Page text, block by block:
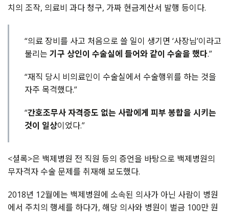
치의 조작, 의료비 과다 청구, 가짜 현금계산서 발행 등이다.
“의료 장비를 사고 처음으로 쓸 일이 생기면 ‘사장님’이라고
불리는 기구 상인이 수술실에 들어와 같이 수술을 했다.”
“재직 당시 비의료인이 수술실에서 수술행위를 하는 것을
자주 목격했다.”
“간호조무사 자격증도 없는 사람에게 피부 봉합을 시키는
것이 일상이었다.”
<셜록>은 백제병원 전 직원 등의 증언을 바탕으로 백제병원의
무자격자 수술 문제를 취재해 보도했다.
2018년 12월에는 백제병원에 소속된 의사가 아닌 사람이 병원
에서 주치의 행세를 하다가, 해당 의사와 병원이 벌금 100만 원